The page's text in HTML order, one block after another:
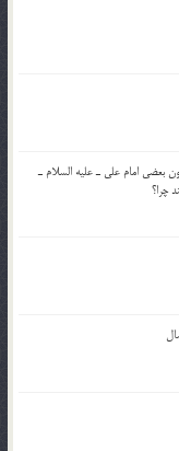
بالاتر است چون بعضي امام علي ـ عليه السلام ـ
چرا؟